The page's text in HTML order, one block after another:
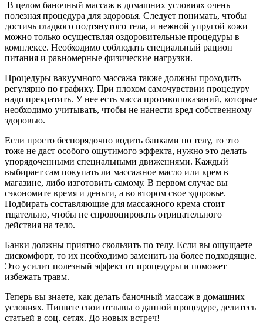
В целом баночный массаж в домашних условиях очень
полезная процедура для здоровья. Следует понимать, чтобы
достичь гладкого подтянутого тела, и нежной упругой кожи
можно только осуществляя оздоровительные процедуры в
комплексе. Необходимо соблюдать специальный рацион
питания и равномерные физические нагрузки.
Процедуры вакуумного массажа также должны проходить
регулярно по графику. При плохом самочувствии процедуру
надо прекратить. У нее есть масса противопоказаний, которые
необходимо учитывать, чтобы не нанести вред собственному
здоровью.
Если просто беспорядочно водить банками по телу, то это
тоже не даст особого ощутимого эффекта, нужно это делать
упорядоченными специальными движениями. Каждый
выбирает сам покупать ли массажное масло или крем в
магазине, либо изготовить самому. В первом случае вы
сэкономите время и деньги, а во втором свое здоровье.
Подбирать составляющие для массажного крема стоит
тщательно, чтобы не спровоцировать отрицательного
действия на тело.
Банки должны приятно скользить по телу. Если вы ощущаете
дискомфорт, то их необходимо заменить на более подходящие.
Это усилит полезный эффект от процедуры и поможет
избежать травм.
Теперь вы знаете, как делать баночный массаж в домашних
условиях. Пишите свои отзывы о данной процедуре, делитесь
статьей в соц. сетях. До новых встреч!